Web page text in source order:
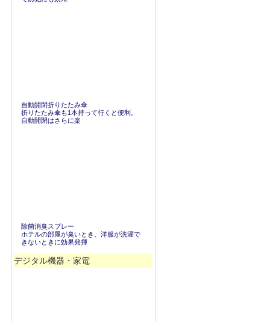
自動開閉折りたたみ傘
折りたたみ傘も1本持って行くと便利。
自動開閉はさらに楽
除菌消臭スプレー
ホテルの部屋が臭いとき、洋服が洗濯で
きないときに効果発揮
デジタル機器・家電